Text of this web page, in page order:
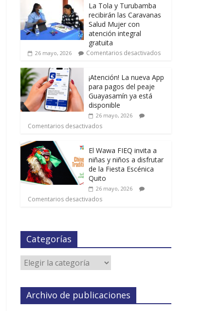
La Tola y Turubamba
recibirán las Caravanas
Salud Mujer con
atención integral
gratuita
26 mayo, 2026 Comentarios desactivados
¡Atención! La nueva App
para pagos del peaje
Guayasamín ya está
disponible
26 mayo, 2026
Comentarios desactivados
El Wawa FIEQ invita a
niñas y niños a disfrutar
de la Fiesta Escénica
Quito
26 mayo, 2026
Comentarios desactivados
Categorías
Archivo de publicaciones